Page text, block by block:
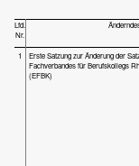
Lfd.
Nr.
1
Erste Satzung zur Änderung der
Fachverbandes für Berufskollegs
(EFBK)